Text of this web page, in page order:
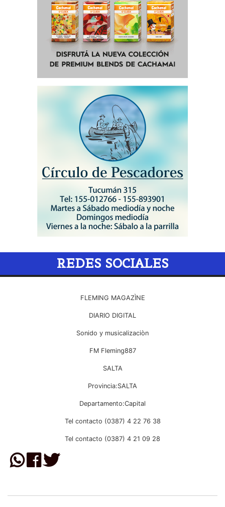
REDES SOCIALES
FLEMING MAGAZÌNE
DIARIO DIGITAL
Sonido y musicalizaciòn
FM Fleming887
SALTA
Provincia:SALTA
Departamento:Capital
Tel contacto (0387) 4 22 76 38
Tel contacto (0387) 4 21 09 28